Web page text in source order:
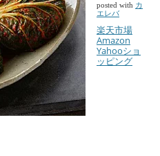
posted with カ
エレバ
楽天市場
Amazon
Yahooショ
ッピング